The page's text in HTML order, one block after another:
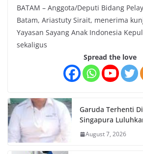
BATAM – Anggota/Deputi Bidang
Batam, Ariastuty Sirait, menerima
Yayasan Sayang Anak Indonesia
sekaligus
Spread the love
Garuda Terhenti
Singapura
August 7, 2026